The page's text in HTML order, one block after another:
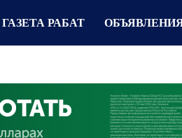
ГАЗЕТА РАБАТ